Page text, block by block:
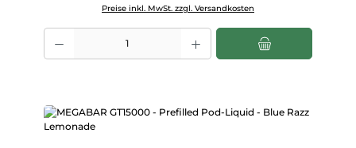
Preise inkl. MwSt. zzgl. Versandkosten
Produkt Anzahl: Gib den gewünschten Wert ein oder benutze die